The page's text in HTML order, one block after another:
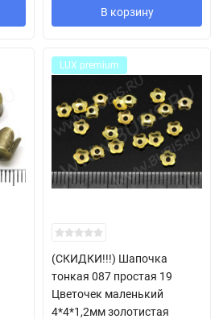
В корзину
LUX premium
(СКИДКИ!!!) Шапочка
тонкая 087 простая 19
Цветочек маленький
4*4*1,2мм золотистая